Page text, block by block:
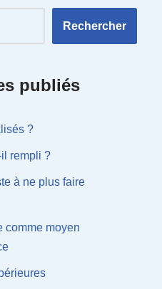
Rechercher
publiés
?
rempli ?
à ne plus faire
comme moyen